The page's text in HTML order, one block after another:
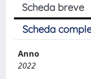
Scheda breve
Scheda
Anno
2022